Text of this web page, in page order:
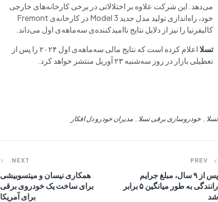
می‌دهد. این شرکت علاوه بر اختلالاتی در برخی کارخانه‌های خارجی
خود، راه‌اندازی تولید مدل جدید Model 3 در کارخانه‌ی Fremont
کالیفرنیا را نیز از دلایل نتایج ناامیدکننده‌ی سه‌ماهه‌ی اول می‌داند.
تسلا
اعلام کرده است که نتایج مالی سه‌ماهه‌ی اول ۲۰۲۴ را پس از
تعطیلی بازار در روز سه‌شنبه ۲۳ آوریل منتشر خواهد کرد.
تسلا خودروسازی برقی تسلا مدیران خودرو دل افکار
PREV
پس از ۹ سال، مبلغ جرایم
رانندگی به طور میانگین ۵ برابر
شد
NEXT
همکاری نیسان و میتسوبیشی
برای ساخت یک خودروی برقی
برای آمریکا